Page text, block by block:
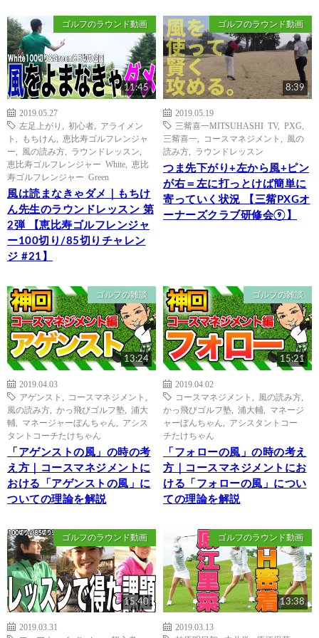
ゴルフのラウンド動画
11:45
2019.05.27
左足上がり
初心者
アライメン
ト
もちけん
恵比寿ゴルフレンジャ
ー
風の読み方 ラウンドレッスン
恵比寿ゴルフレンジャー White
恵比
寿ゴルフレンジャー Green
風は読まなきゃダメ｜もちけ
ん先生のラウンドレッスン 第
2弾 【恵比寿ゴルフレンジャ
ー100切り/85切りチャレン
ジ #21】
ゴルフのラウンド動画
8:39
2019.05.19
三觜喜一MITSUHASHI TV, PXG
三觜喜一
コースマネジメント
風の
読み方
ラウンドレッスン
つま先下がり+左から風+ピン
が右＝左に打っとけば簡単に
寄っていく状況 【三觜PXGオ
ーナーズクラブ研修会⑨】
ゴルフの雑談
13:24
2019.04.03
アゲンスト
コースマネジメント
風の読み方
かっ飛びゴルフ塾
浦大
輔
マネージャーぼんちゃん
アシス
タントコーチたけちゃん
「アゲンストの風」の時の考
え方｜コースマネジメントに
おける「アゲンストの風」に
ついての理論を解説
ゴルフの雑談
15:21
2019.04.02
コースマネジメント
風の読み方
かっ飛びゴルフ塾
浦大輔
マネージ
ャーぼんちゃん
アシスタントコー
チたけちゃん
「フォローの風」の時の考え
方｜コースマネジメントにお
ける「フォローの風」につい
ての理論を解説
ゴルフのラウンド動画
15:40
2019.03.31
ゴルフのラウンド動画
13:38
2019.03.13